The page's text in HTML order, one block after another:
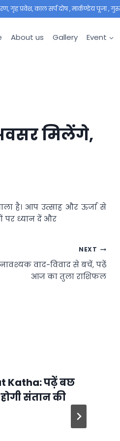
गृह प्रवेश, काल सर्प दोष , मार्कण्डेय पूजा ,
About us Gallery Event
मिलेंगे,
है। आप उत्साह और ऊर्जा से
पर ध्यान दें और
NEXT
वाद-विवाद से बचें, पढ़ें
आज का तुला राशिफल
Katha: पढ़ें बछ
संतान की